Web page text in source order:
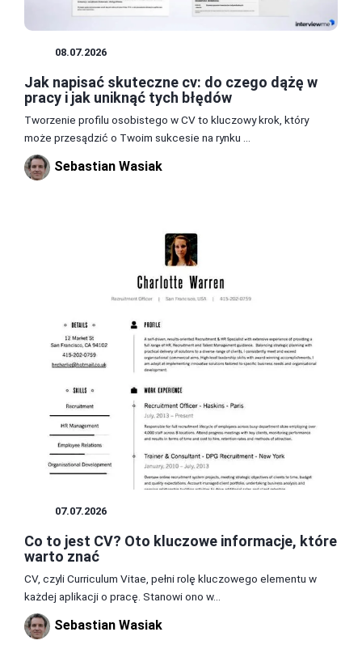
08.07.2026
Jak napisać skuteczne cv: do czego dążę w
pracy i jak uniknąć tych błędów
Tworzenie profilu osobistego w CV to kluczowy krok, który
może przesądzić o Twoim sukcesie na rynku ...
Sebastian Wasiak
07.07.2026
Co to jest CV? Oto kluczowe informacje, które
warto znać
CV, czyli Curriculum Vitae, pełni rolę kluczowego elementu w
każdej aplikacji o pracę. Stanowi ono w...
Sebastian Wasiak